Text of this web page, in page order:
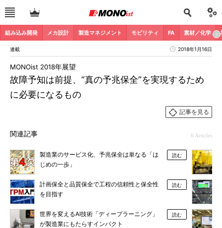
組み込み開発 メカ設計 製造マネジメント モビリティ FA 素材／化学
連載 2018年1月16日
故障予知は前提、“真の予兆保全”を実現するため
に必要になるもの
MONOist 2018年展望
記事を見る
関連記事 6 Articles
製造業のサービス化、予兆保全は単なる「は
じめの一歩」
読む
計画保全と品質保全で工程の信頼性と保全性
を目指す
読む
世界を変えるAI技術「ディープラーニング」
が製造業にもたらすインパクト
読む